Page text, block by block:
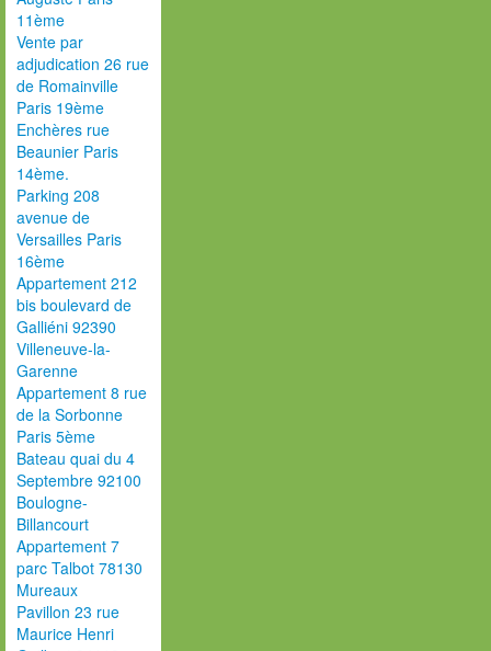
11ème
Vente par
adjudication 26 rue
de Romainville
Paris 19ème
Enchères rue
Beaunier Paris
14ème.
Parking 208
avenue de
Versailles Paris
16ème
Appartement 212
bis boulevard de
Galliéni 92390
Villeneuve-la-
Garenne
Appartement 8 rue
de la Sorbonne
Paris 5ème
Bateau quai du 4
Septembre 92100
Boulogne-
Billancourt
Appartement 7
parc Talbot 78130
Mureaux
Pavillon 23 rue
Maurice Henri